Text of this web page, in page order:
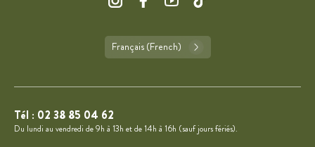
Français (French)
Tél : 02 38 85 04 62
Du lundi au vendredi de 9h à 13h et de 14h à 16h (sauf jours fériés).